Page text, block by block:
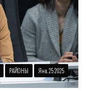
РАЙОНЫ Янв. 25 2025